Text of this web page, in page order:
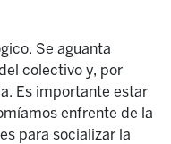
Se aguanta
colectivo y, por
Es importante estar
enfrente de la
para socializar la